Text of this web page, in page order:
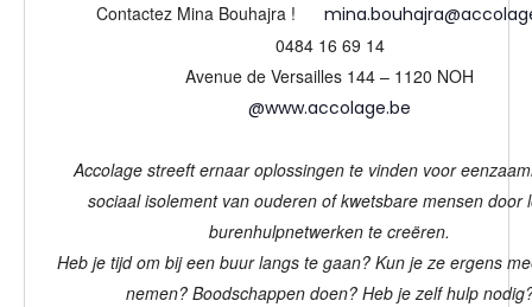
Contactez Mina Bouhajra !
0484 16 69 14
Avenue de Versailles 144 – 1120 NOH
@www.accolage.be
Accolage streeft ernaar oplossingen te vinden voor
sociaal isolement van ouderen of kwetsbare mensen door
burenhulpnetwerken te creëren.
Heb je tijd om bij een buur langs te gaan? Kun je ze ergens
nemen? Boodschappen doen? Heb je zelf hulp